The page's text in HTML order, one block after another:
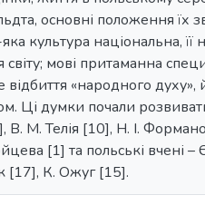
основні положення їх
культура національна, її
мові притаманна
«народного духу»,
Ці думки почали
М. Телія [10], Н. І.
[1] та польські вчені –
[17], К. Oжуг [15].